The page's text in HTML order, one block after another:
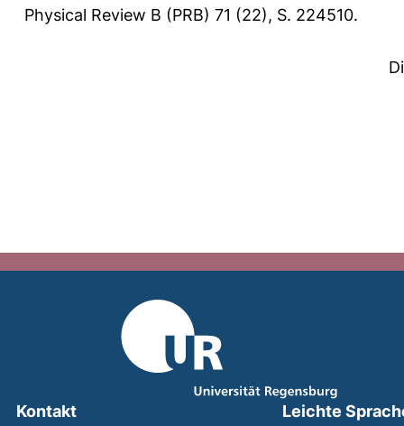
Physical Review B (PRB) 71 (22), S. 224510.
Kontakt
Leichte